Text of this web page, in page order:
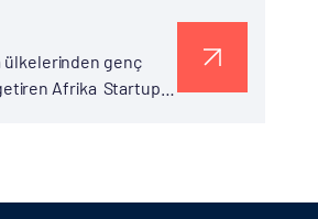
ülkelerinden genç
Afrika Startup